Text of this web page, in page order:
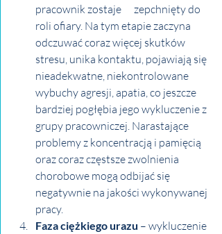
pracownik zostaje      zepchnięty do
roli ofiary. Na tym etapie zaczyna
odczuwać coraz więcej skutków
stresu, unika kontaktu, pojawiają się
nieadekwatne, niekontrolowane
wybuchy agresji, apatia, co jeszcze
bardziej pogłębia jego wykluczenie z
grupy pracowniczej. Narastające
problemy z koncentracją i pamięcią
oraz coraz częstsze zwolnienia
chorobowe mogą odbijać się
negatywnie na jakości wykonywanej
pracy.
Faza ciężkiego urazu – wykluczenie